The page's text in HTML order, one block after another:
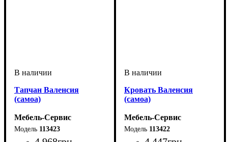
Тапчан Валенсия
(самоа)
Мебель-Сервис
113423
Кровать Валенсия
(самоа)
Мебель-Сервис
113422